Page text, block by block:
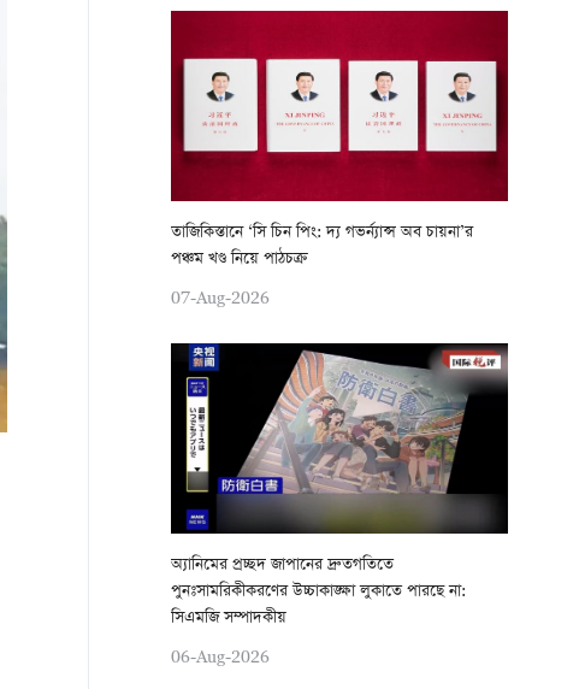
তাজিকিস্তানে ‘সি চিন পিং: দ্য গভর্ন্যান্স অব চায়না’র
পঞ্চম খণ্ড নিয়ে পাঠচক্র
07-Aug-2026
অ্যানিমের প্রচ্ছদ জাপানের দ্রুতগতিতে
পুনঃসামরিকীকরণের উচ্চাকাঙ্ক্ষা লুকাতে পারছে না:
সিএমজি সম্পাদকীয়
06-Aug-2026